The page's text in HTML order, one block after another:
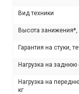
Вид техники
Высота
Гарантия на стуки,
Нагрузка на заднюю
Нагрузка на
кг